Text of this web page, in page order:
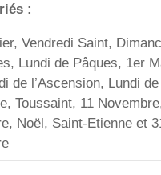
:
Vendredi Saint,
Lundi de Pâques, 1er
de l’Ascension, Lundi de
Toussaint, 11
Noël, Saint-Etienne et